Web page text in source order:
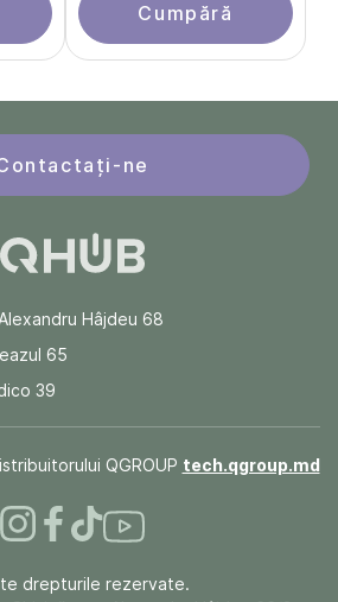
Cumpără
ne
Hâjdeu 68
65
39
QGROUP tech.qgroup.md
drepturile rezervate.